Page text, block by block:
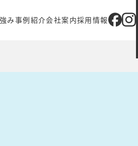
み事例紹介会社案内
会社概要
採用情報
1日の仕事の流れ